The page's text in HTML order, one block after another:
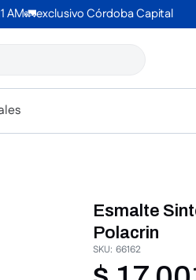
AM🚛exclusivo Córdoba Capital
Esmalte
Polacrin
SKU: 66162